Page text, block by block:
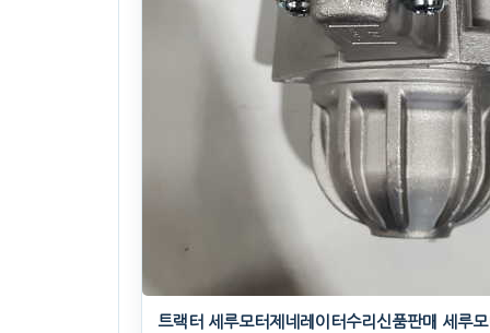
트랙터 세루모터제네레이터수리신품판매 세루